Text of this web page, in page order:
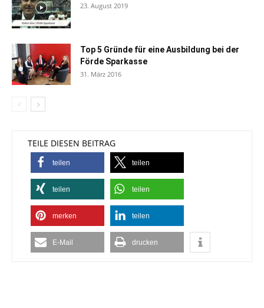
23. August 2019
Top 5 Gründe für eine Ausbildung bei der
Förde Sparkasse
31. März 2016
TEILE DIESEN BEITRAG
teilen teilen
teilen teilen
merken teilen
E-Mail drucken